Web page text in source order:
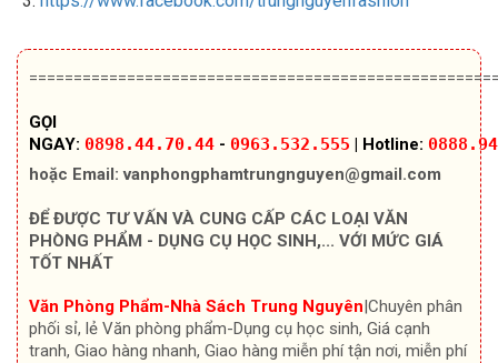
GỌI
NGAY: 0898.44.70.44 - 0963.532.555 | Hotline:
hoặc Email:vanphongphamtrungnguyen@gmail.com
ĐỂ ĐƯỢC TƯ VẤN VÀ CUNG CẤP CÁC LOẠI VĂN
PHÒNG PHẨM - DỤNG CỤ HỌC SINH,... VỚI MỨC GIÁ
TỐT NHẤT
Văn Phòng Phẩm-Nhà Sách Trung Nguyên|Chuyên phân
phối sỉ, lẻ Văn phòng phẩm-Dụng cụ học sinh, Giá cạnh
tranh, Giao hàng nhanh, Giao hàng miễn phí tận nơi, miễn phí